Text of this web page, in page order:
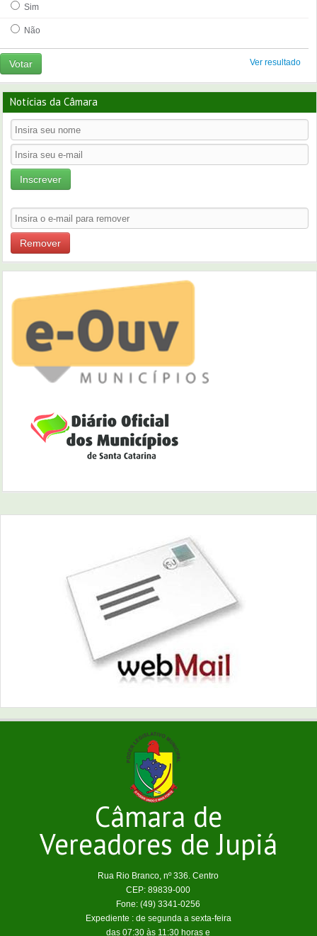
Sim
Não
Votar Ver resultado
Notícias da Câmara
Inscrever
Remover
Câmara de
Vereadores de Jupiá
Rua Rio Branco, nº 336. Centro
CEP: 89839-000
Fone: (49) 3341-0256
Expediente : de segunda a sexta-feira
das 07:30 às 11:30 horas e